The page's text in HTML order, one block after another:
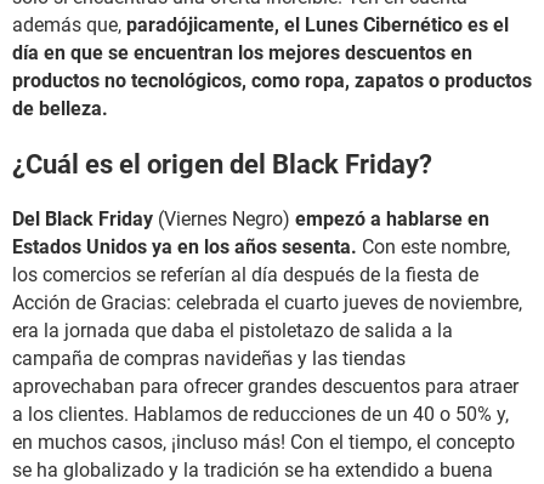
además que, paradójicamente, el Lunes Cibernético es el
día en que se encuentran los mejores descuentos en
productos no tecnológicos, como ropa, zapatos o productos
de belleza.
¿Cuál es el origen del Black Friday?
Del Black Friday (Viernes Negro) empezó a hablarse en
Estados Unidos ya en los años sesenta. Con este nombre,
los comercios se referían al día después de la fiesta de
Acción de Gracias: celebrada el cuarto jueves de noviembre,
era la jornada que daba el pistoletazo de salida a la
campaña de compras navideñas y las tiendas
aprovechaban para ofrecer grandes descuentos para atraer
a los clientes. Hablamos de reducciones de un 40 o 50% y,
en muchos casos, ¡incluso más! Con el tiempo, el concepto
se ha globalizado y la tradición se ha extendido a buena